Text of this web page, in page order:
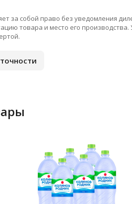
за собой право без уведомления
товара и место его